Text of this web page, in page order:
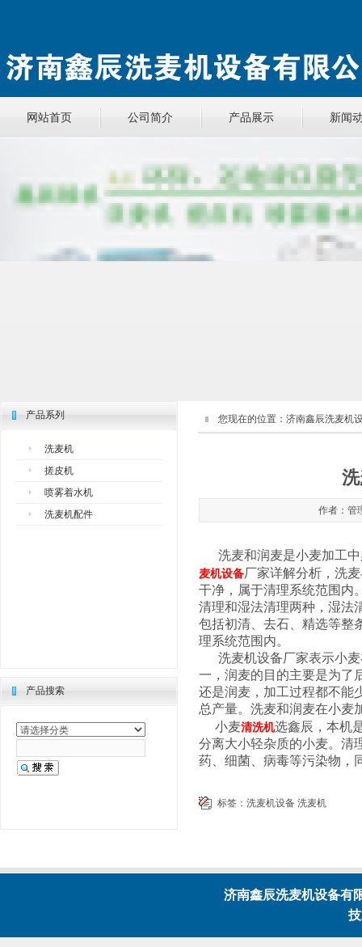
网站首页 公司简介 产品展示 新闻
产品系列
洗麦机
搓皮机
喷雾着水机
洗麦机配件
您现在的位置： 济南鑫辰洗麦机
作者：
洗麦和润麦是小麦加工中
麦机设备厂家详解分析，洗
干净，属于清理系统范围内
清理和湿法清理两种，湿法
包括初清、去石、精选等整
理系统范围内。
洗麦机设备厂家表示小麦
一，润麦的目的主要是为了
还是润麦，加工过程都不能
总产量。洗麦和润麦在小麦
小麦清洗机选鑫辰，本机
分离大小轻杂质的小麦。清
药、细菌、病毒等污染物，
标签： 洗麦机设备 洗麦机
产品搜索
济南鑫辰洗麦机设备